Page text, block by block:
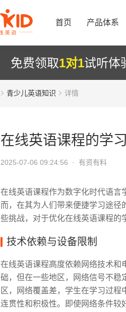
首页 产品体系
免费领取1对1试听体
青少儿英语知识 详情
在线英语课程的学
2025-07-06 09:24:56 · 有资有料
在线英语课程作为数字化时代语言
而，在其为人们带来便捷学习途径
些挑战，对于优化在线英语课程的
技术依赖与设备限制
在线英语课程高度依赖网络技术和
础，但在一些地区，网络信号不稳
区，网络覆盖差，学生在学习过
连贯性和积极性。即使网络条件较